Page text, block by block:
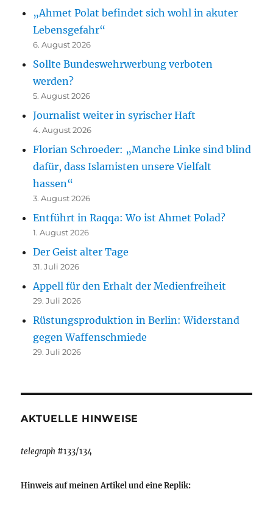
„Ahmet Polat befindet sich wohl in akuter
Lebensgefahr“
6. August 2026
Sollte Bundeswehrwerbung verboten
werden?
5. August 2026
Journalist weiter in syrischer Haft
4. August 2026
Florian Schroeder: „Manche Linke sind blind
dafür, dass Islamisten unsere Vielfalt
hassen“
3. August 2026
Entführt in Raqqa: Wo ist Ahmet Polad?
1. August 2026
Der Geist alter Tage
31. Juli 2026
Appell für den Erhalt der Medienfreiheit
29. Juli 2026
Rüstungsproduktion in Berlin: Widerstand
gegen Waffenschmiede
29. Juli 2026
AKTUELLE HINWEISE
telegraph #133/134
Hinweis auf meinen Artikel und eine Replik: